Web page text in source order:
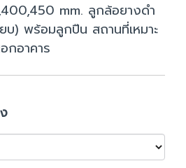
mm. ลูกล้อยางดำ
) พร้อมลูกปืน สถานที่เหมาะ
กอาคาร